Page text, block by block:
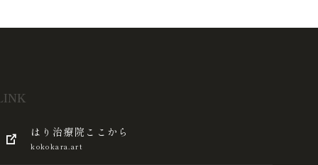
はり治療院ここから
kokokara.art